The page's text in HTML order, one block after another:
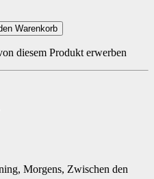
Warenkorb
diesem Produkt erwerben
, Morgens, Zwischen den